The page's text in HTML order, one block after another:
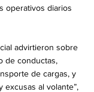
operativos diarios
advirtieron sobre
de conductas,
de cargas, y
excusas al volante”,